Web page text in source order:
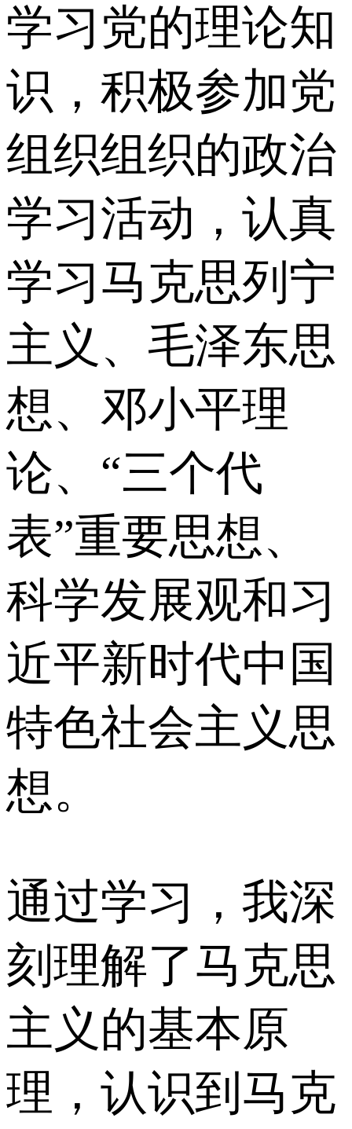
学习党的理论知
识，积极参加党
组织组织的政治
学习活动，认真
学习马克思列宁
主义、毛泽东思
想、邓小平理
论、“三个代
表”重要思想、
科学发展观和习
近平新时代中国
特色社会主义思
想。
通过学习，我深
刻理解了马克思
主义的基本原
理，认识到马克